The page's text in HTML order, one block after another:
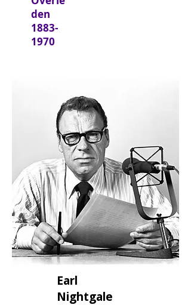
den
1883-
1970
Earl
Nightgale